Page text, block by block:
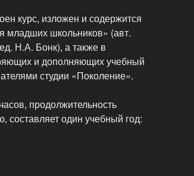
курс, изложен и содержится
младших школьников» (авт.
Н.А. Бонк), а также в
и дополняющих учебный
студии «Поколение».
продолжительность
составляет один учебный год: